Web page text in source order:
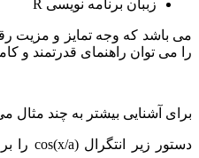
زببان برنامه نویسی R
می باشد که وجه تمایز و مزیت
را می توان راهنمای قدرتمند و
برای آشنایی بیشتر به چند مثال
دستور زیر انتگرالcos(x/a) را